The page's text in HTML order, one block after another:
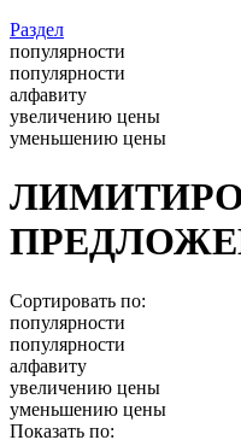
Раздел
популярности
популярности
алфавиту
увеличению цены
уменьшению цены
Сортировать по:
популярности
популярности
алфавиту
увеличению цены
уменьшению цены
Показать по: